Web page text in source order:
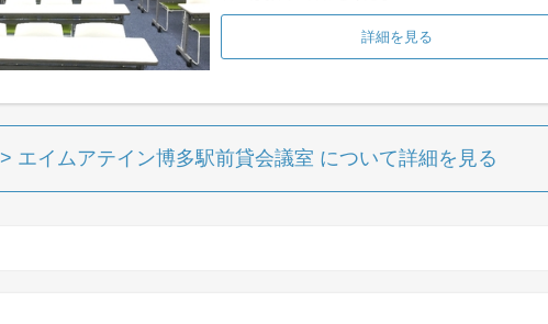
詳細を見る
> エイムアテイン博多駅前貸会議室 について詳細を見る